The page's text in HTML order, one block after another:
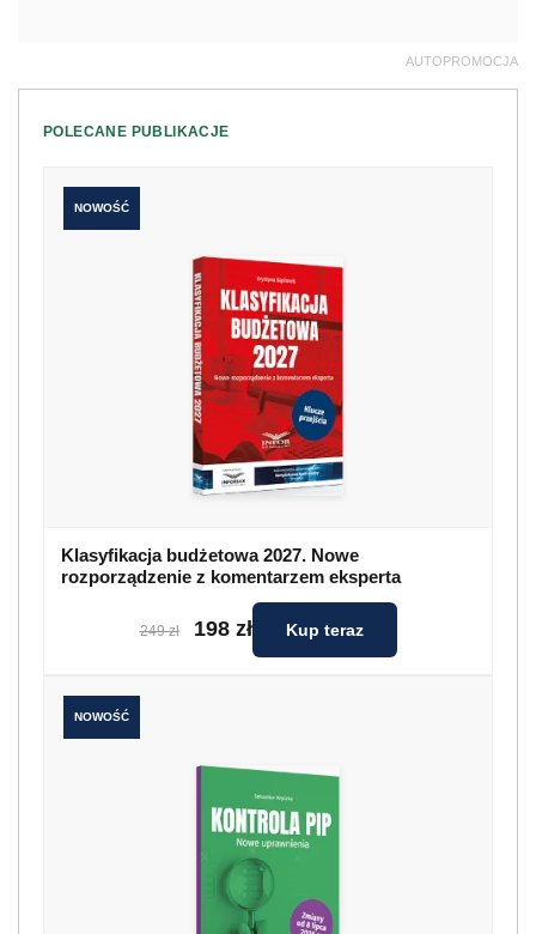
AUTOPROMOCJA
POLECANE PUBLIKACJE
NOWOŚĆ
Klasyfikacja budżetowa 2027. Nowe
rozporządzenie z komentarzem eksperta
249 zł 198 zł Kup teraz
NOWOŚĆ